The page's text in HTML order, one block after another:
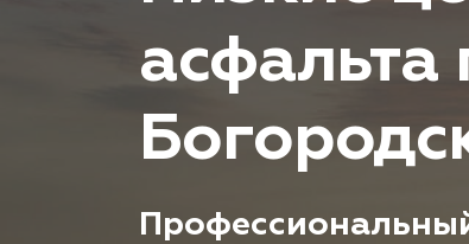
асфальта